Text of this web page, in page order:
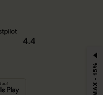
4.4
MAX - 15%